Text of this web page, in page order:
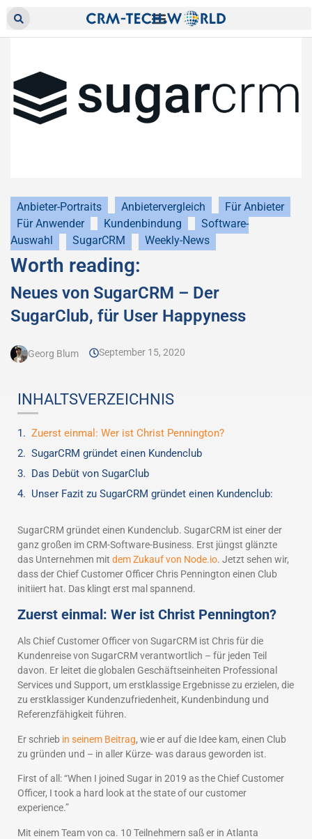
Anbieter-Portraits Anbietervergleich
Für Anbieter
Für Anwender
Kundenbindung
Software-
Auswahl
SugarCRM Weekly-News
Worth reading:
Neues von SugarCRM – Der
SugarClub, für User Happyness
Georg Blum September 15, 2020
INHALTSVERZEICHNIS
Zuerst einmal: Wer ist Christ Pennington?
SugarCRM gründet einen Kundenclub
Das Debüt von SugarClub
Unser Fazit zu SugarCRM gründet einen Kundenclub:
SugarCRM gründet einen Kundenclub. SugarCRM ist einer der
ganz großen im CRM-Software-Business. Erst jüngst glänzte
das Unternehmen mit dem Zukauf von Node.io. Jetzt sehen wir,
dass der Chief Customer Officer Chris Pennington einen Club
initiiert hat. Das klingt erst mal spannend.
Zuerst einmal: Wer ist Christ Pennington?
Als Chief Customer Officer von SugarCRM ist Chris für die
Kundenreise von SugarCRM verantwortlich – für jeden Teil
davon. Er leitet die globalen Geschäftseinheiten Professional
Services und Support, um erstklassige Ergebnisse zu erzielen, die
zu erstklassiger Kundenzufriedenheit, Kundenbindung und
Referenzfähigkeit führen.
Er schrieb in seinem Beitrag, wie er auf die Idee kam, einen Club
zu gründen und – in aller Kürze- was daraus geworden ist.
First of all: “When I joined Sugar in 2019 as the Chief Customer
Officer, I took a hard look at the state of our customer
experience.”
Mit einem Team von ca. 10 Teilnehmern saß er in Atlanta